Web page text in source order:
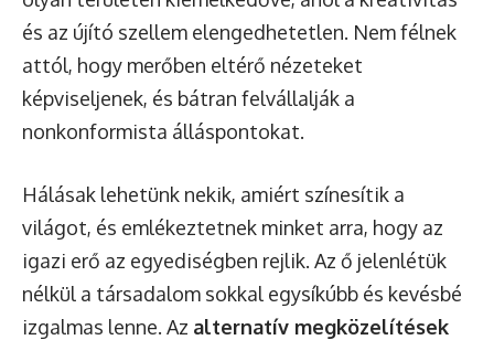
és az újító szellem elengedhetetlen. Nem félnek
attól, hogy merőben eltérő nézeteket
képviseljenek, és bátran felvállalják a
nonkonformista álláspontokat.
Hálásak lehetünk nekik, amiért színesítik a
világot, és emlékeztetnek minket arra, hogy az
igazi erő az egyediségben rejlik. Az ő jelenlétük
nélkül a társadalom sokkal egysíkúbb és kevésbé
izgalmas lenne. Az alternatív megközelítések